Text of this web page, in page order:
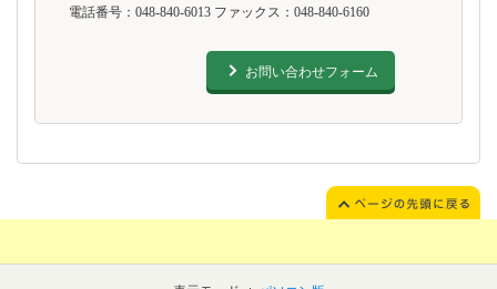
電話番号：048-840-6013 ファックス：048-840-6160
お問い合わせフォーム